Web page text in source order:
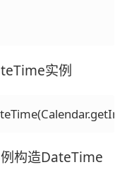
实例
构造DateTime